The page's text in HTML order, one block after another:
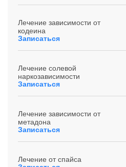
Лечение зависимости от
кодеина
Записаться
Лечение солевой
наркозависимости
Записаться
Лечение зависимости от
метадона
Записаться
Лечение от спайса